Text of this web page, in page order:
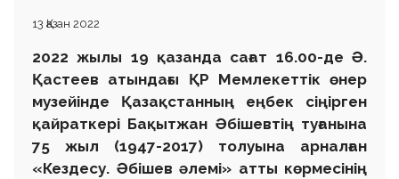
13 Қазан 2022
2022 жылы 19 қазанда сағат 16.00-де Ә.
Қастеев атындағы ҚР Мемлекеттік өнер
музейінде Қазақстанның еңбек сіңірген
қайраткері Бақытжан Әбішевтің туғанына
75 жыл (1947-2017) толуына арналған
«Кездесу. Әбішев әлемі» атты көрмесінің